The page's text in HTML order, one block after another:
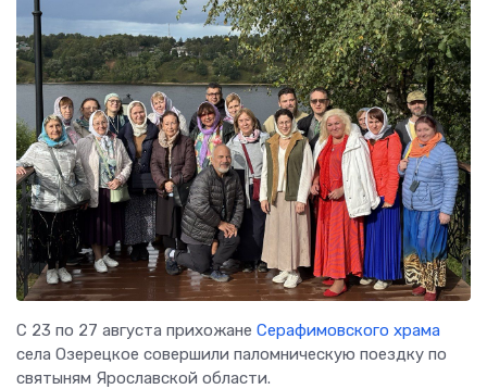
С 23 по 27 августа прихожане Серафимовского храма
села Озерецкое совершили паломническую поездку по
святыням Ярославской области.